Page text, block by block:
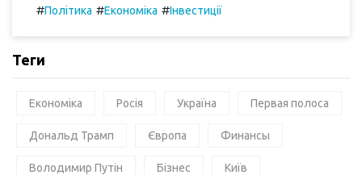
#Політика #Економіка #Інвестиції
Теги
Економіка Росія Україна Первая полоса
Дональд Трамп Європа Финансы
Володимир Путін Бізнес Київ